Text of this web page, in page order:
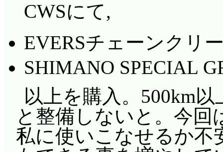
CWSにて,
EVERSチェーンクリ
SHIMANO SPECIAL
以上を購入。500km
と整備しないと。今
私に使いこなせるか不